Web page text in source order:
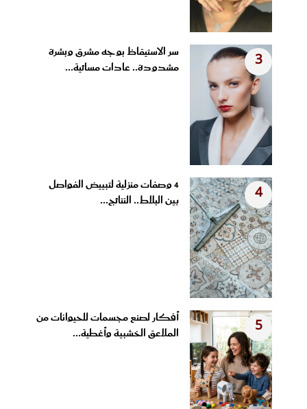
3
سر الاستيقاظ بوجه مشرق وبشرة
مشدودة.. عادات مسائية...
4
4 وصفات منزلية لتبييض الفواصل
بين البلاط.. النتائج...
5
أفكار لصنع مجسمات للحيوانات من
الملاعق الخشبية وأغطية...